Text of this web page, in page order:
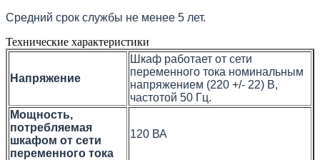
Средний срок службы не менее 5 лет.
Технические характеристики
Напряжение
Шкаф работает от сети
переменного тока номинальным
напряжением (220 +/- 22) В,
частотой 50 Гц.
Мощность,
потребляемая
шкафом от сети
переменного тока
120 ВА